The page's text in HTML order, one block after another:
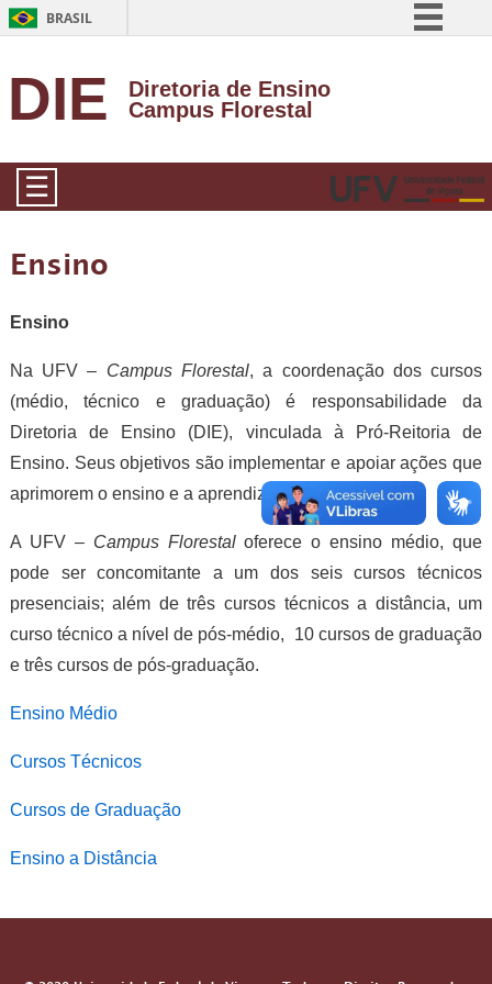
BRASIL
Comunica BR
Acesso à informação
Legislação
DIE
Diretoria de Ensino
Campus Florestal
☰
Ensino
Ensino
Na UFV – Campus Florestal, a coordenação dos cursos
(médio, técnico e graduação) é responsabilidade da
Diretoria de Ensino (DIE), vinculada à Pró-Reitoria de
Ensino. Seus objetivos são implementar e apoiar ações que
aprimorem o ensino e a aprendizagem.
A UFV – Campus Florestaloferece o ensino médio, que
pode ser concomitante a um dos seis cursos técnicos
presenciais; além de três cursos técnicos a distância, um
curso técnico a nível de pós-médio, 10 cursos de graduação
e três cursos de pós-graduação.
Ensino Médio
Cursos Técnicos
Cursos de Graduação
Ensino a Distância